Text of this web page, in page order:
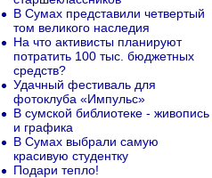
В Сумах представили четвертый
том великого наследия
На что активисты планируют
потратить 100 тыс. бюджетных
средств?
Удачный фестиваль для
фотоклуба «Импульс»
В сумской библиотеке - живопись
и графика
В Сумах выбрали самую
красивую студентку
Подари тепло!